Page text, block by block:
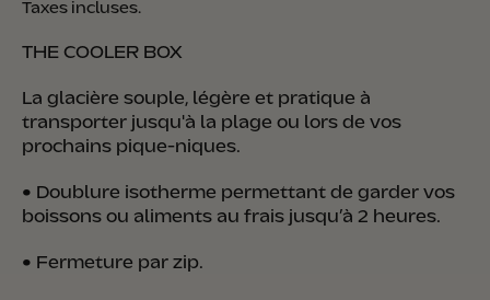
Taxes incluses.
THE COOLER BOX
La glacière souple, légère et pratique à
transporter jusqu'à la plage ou lors de vos
prochains pique-niques.
• Doublure isotherme permettant de garder vos
boissons ou aliments au frais jusqu’à 2 heures.
• Fermeture par zip.